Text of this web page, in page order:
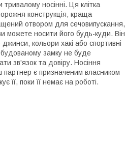
носінні. Ця клітка
конструкція, краща
отвором для сечовипускання,
можете носити його будь-куди. Він
кольори хакі або спортивні
замку не буде
зв'язок та довіру. Носіння
партнер є призначеним власником
її, поки її немає на роботі.